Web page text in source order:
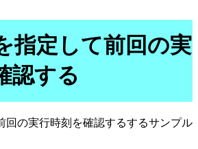
指定して前回の実
認する
回の実行時刻を確認するするサンプル